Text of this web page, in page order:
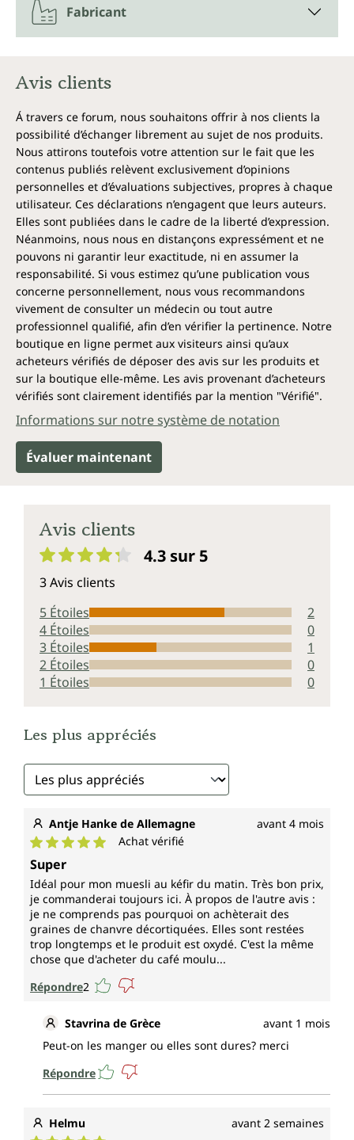
Fabricant
Avis clients
Á travers ce forum, nous souhaitons offrir à nos clients la
possibilité d’échanger librement au sujet de nos produits.
Nous attirons toutefois votre attention sur le fait que les
contenus publiés relèvent exclusivement d’opinions
personnelles et d’évaluations subjectives, propres à chaque
utilisateur. Ces déclarations n’engagent que leurs auteurs.
Elles sont publiées dans le cadre de la liberté d’expression.
Néanmoins, nous nous en distançons expressément et ne
pouvons ni garantir leur exactitude, ni en assumer la
responsabilité. Si vous estimez qu’une publication vous
concerne personnellement, nous vous recommandons
vivement de consulter un médecin ou tout autre
professionnel qualifié, afin d’en vérifier la pertinence. Notre
boutique en ligne permet aux visiteurs ainsi qu’aux
acheteurs vérifiés de déposer des avis sur les produits et
sur la boutique elle-même. Les avis provenant d’acheteurs
vérifiés sont clairement identifiés par la mention "Vérifié".
Informations sur notre système de notation
Évaluer maintenant
Avis clients
4.3 sur 5
3 Avis clients
5 Étoiles
2
4 Étoiles
0
3 Étoiles
1
2 Étoiles
0
1 Étoiles
0
Les plus appréciés
Antje Hanke de Allemagne avant 4 mois
Note moyenne de 5 sur 5 étoiles
Achat vérifié
Super
Idéal pour mon muesli au kéfir du matin. Très bon prix,
je commanderai toujours ici. À propos de l'autre avis :
je ne comprends pas pourquoi on achèterait des
graines de chanvre décortiquées. Elles sont restées
trop longtemps et le produit est oxydé. C'est la même
chose que d'acheter du café moulu...
Répondre2
Stavrina de Grèce
avant 1 mois
Peut-on les manger ou elles sont dures? merci
Répondre
Helmu avant 2 semaines